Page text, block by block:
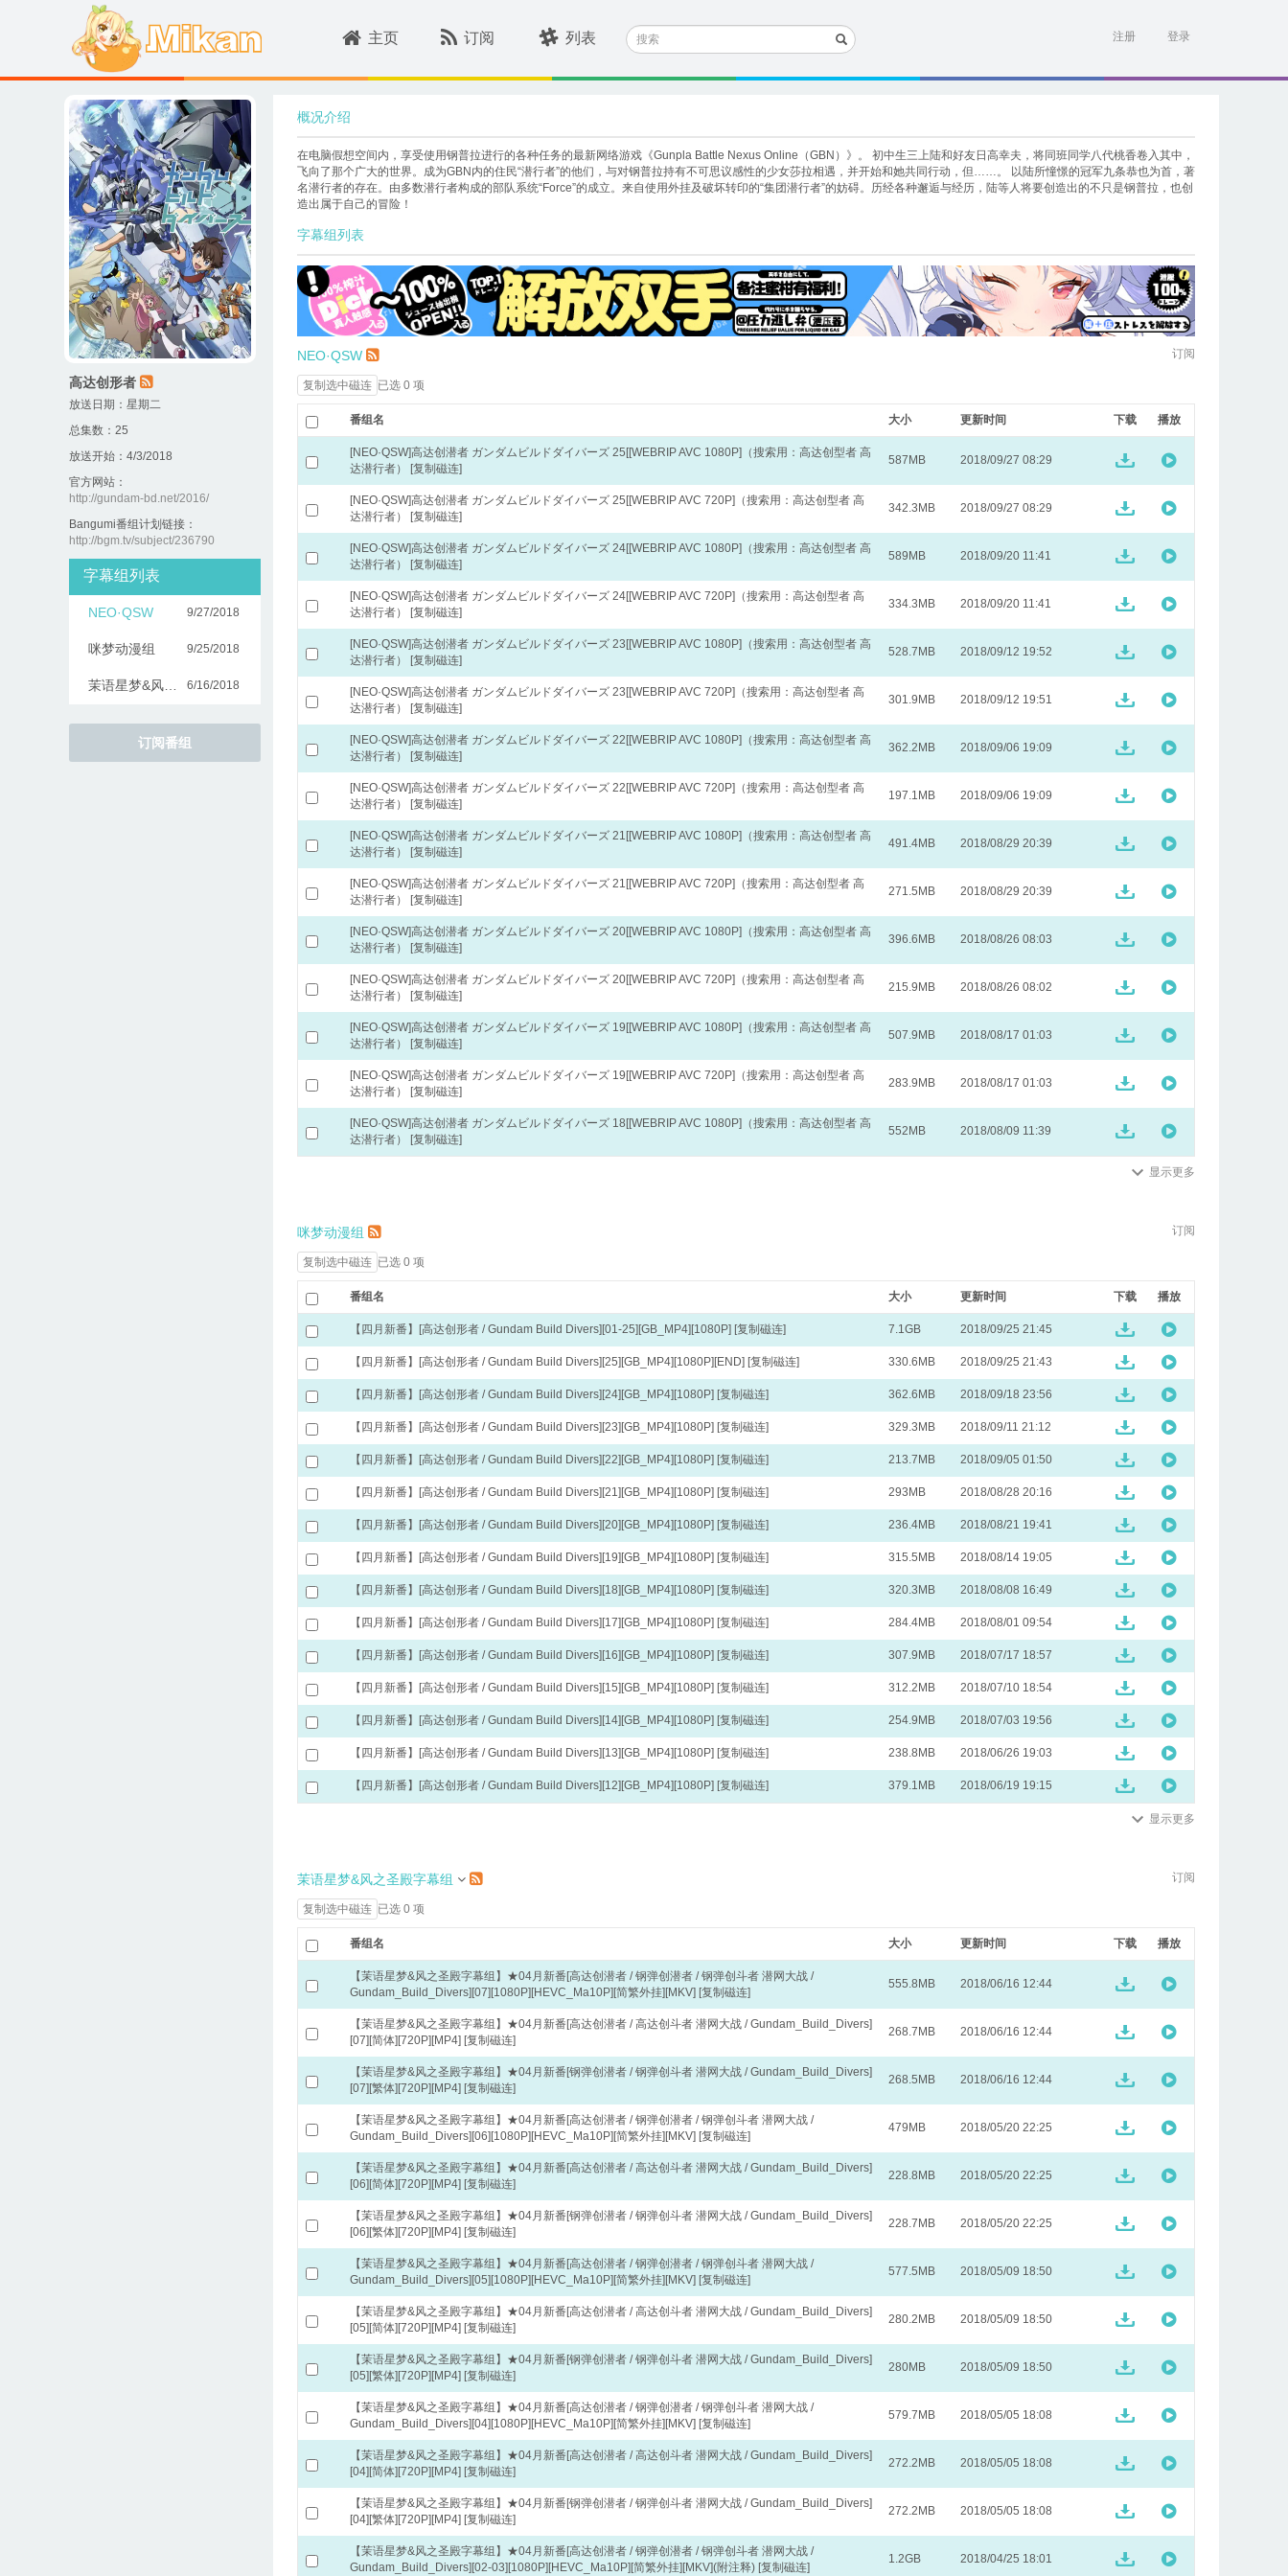
主页 订阅 列表
搜
索
注册 登录
高达创形者
放送日期：星期二
总集数：25
放送开始：4/3/2018
官方网站：
http://gundam-bd.net/2016/
Bangumi番组计划链接：
http://bgm.tv/subject/236790
字幕组列表
NEO·QSW 9/27/2018
咪梦动漫组 9/25/2018
6/16/2018
订阅番组
概况介绍
在电脑假想空间内，享受使用钢普拉进行的各种任务的最新网络游戏《Gunpla Battle Nexus Online（GBN）》。 初中生三上陆和好友日高幸夫，将同班同学八代桃香卷入其中，
飞向了那个广大的世界。成为GBN内的住民“潜行者”的他们，与对钢普拉持有不可思议感性的少女莎拉相遇，并开始和她共同行动，但……。 以陆所憧憬的冠军九条恭也为首，著
名潜行者的存在。由多数潜行者构成的部队系统“Force”的成立。来自使用外挂及破坏转印的“集团潜行者”的妨碍。历经各种邂逅与经历，陆等人将要创造出的不只是钢普拉，也创
造出属于自己的冒险！
字幕组列表
NEO·QSW 订阅
复制选中磁连 已选 0 项
番组名 大小 更新时间 下载 播放
[NEO·QSW]高达创潜者 ガンダムビルドダイバーズ 25[[WEBRIP AVC 1080P]（搜索用：高达创型者 高
达潜行者）
[复制磁连]
587MB 2018/09/27 08:29
[NEO·QSW]高达创潜者 ガンダムビルドダイバーズ 25[[WEBRIP AVC 720P]（搜索用：高达创型者 高
达潜行者）
[复制磁连]
342.3MB 2018/09/27 08:29
[NEO·QSW]高达创潜者 ガンダムビルドダイバーズ 24[[WEBRIP AVC 1080P]（搜索用：高达创型者 高
达潜行者）
[复制磁连]
589MB 2018/09/20 11:41
[NEO·QSW]高达创潜者 ガンダムビルドダイバーズ 24[[WEBRIP AVC 720P]（搜索用：高达创型者 高
达潜行者）
[复制磁连]
334.3MB 2018/09/20 11:41
[NEO·QSW]高达创潜者 ガンダムビルドダイバーズ 23[[WEBRIP AVC 1080P]（搜索用：高达创型者 高
达潜行者）
[复制磁连]
528.7MB 2018/09/12 19:52
[NEO·QSW]高达创潜者 ガンダムビルドダイバーズ 23[[WEBRIP AVC 720P]（搜索用：高达创型者 高
达潜行者）
[复制磁连]
301.9MB 2018/09/12 19:51
[NEO·QSW]高达创潜者 ガンダムビルドダイバーズ 22[[WEBRIP AVC 1080P]（搜索用：高达创型者 高
达潜行者）
[复制磁连]
362.2MB 2018/09/06 19:09
[NEO·QSW]高达创潜者 ガンダムビルドダイバーズ 22[[WEBRIP AVC 720P]（搜索用：高达创型者 高
达潜行者）
[复制磁连]
197.1MB 2018/09/06 19:09
[NEO·QSW]高达创潜者 ガンダムビルドダイバーズ 21[[WEBRIP AVC 1080P]（搜索用：高达创型者 高
达潜行者）
[复制磁连]
491.4MB 2018/08/29 20:39
[NEO·QSW]高达创潜者 ガンダムビルドダイバーズ 21[[WEBRIP AVC 720P]（搜索用：高达创型者 高
达潜行者）
[复制磁连]
271.5MB 2018/08/29 20:39
[NEO·QSW]高达创潜者 ガンダムビルドダイバーズ 20[[WEBRIP AVC 1080P]（搜索用：高达创型者 高
达潜行者）
[复制磁连]
396.6MB 2018/08/26 08:03
[NEO·QSW]高达创潜者 ガンダムビルドダイバーズ 20[[WEBRIP AVC 720P]（搜索用：高达创型者 高
达潜行者）
[复制磁连]
215.9MB 2018/08/26 08:02
[NEO·QSW]高达创潜者 ガンダムビルドダイバーズ 19[[WEBRIP AVC 1080P]（搜索用：高达创型者 高
达潜行者）
[复制磁连]
507.9MB 2018/08/17 01:03
[NEO·QSW]高达创潜者 ガンダムビルドダイバーズ 19[[WEBRIP AVC 720P]（搜索用：高达创型者 高
达潜行者）
[复制磁连]
283.9MB 2018/08/17 01:03
[NEO·QSW]高达创潜者 ガンダムビルドダイバーズ 18[[WEBRIP AVC 1080P]（搜索用：高达创型者 高
达潜行者）
[复制磁连]
552MB 2018/08/09 11:39
显示更多
咪梦动漫组 订阅
复制选中磁连 已选 0 项
番组名 大小 更新时间 下载 播放
【四月新番】[高达创形者 / Gundam Build Divers][01-25][GB_MP4][1080P] [复制磁连] 7.1GB 2018/09/25 21:45
【四月新番】[高达创形者 / Gundam Build Divers][25][GB_MP4][1080P][END] [复制磁连] 330.6MB 2018/09/25 21:43
【四月新番】[高达创形者 / Gundam Build Divers][24][GB_MP4][1080P] [复制磁连] 362.6MB 2018/09/18 23:56
【四月新番】[高达创形者 / Gundam Build Divers][23][GB_MP4][1080P] [复制磁连] 329.3MB 2018/09/11 21:12
【四月新番】[高达创形者 / Gundam Build Divers][22][GB_MP4][1080P] [复制磁连] 213.7MB 2018/09/05 01:50
【四月新番】[高达创形者 / Gundam Build Divers][21][GB_MP4][1080P] [复制磁连] 293MB 2018/08/28 20:16
【四月新番】[高达创形者 / Gundam Build Divers][20][GB_MP4][1080P] [复制磁连] 236.4MB 2018/08/21 19:41
【四月新番】[高达创形者 / Gundam Build Divers][19][GB_MP4][1080P] [复制磁连] 315.5MB 2018/08/14 19:05
【四月新番】[高达创形者 / Gundam Build Divers][18][GB_MP4][1080P] [复制磁连] 320.3MB 2018/08/08 16:49
【四月新番】[高达创形者 / Gundam Build Divers][17][GB_MP4][1080P] [复制磁连] 284.4MB 2018/08/01 09:54
【四月新番】[高达创形者 / Gundam Build Divers][16][GB_MP4][1080P] [复制磁连] 307.9MB 2018/07/17 18:57
【四月新番】[高达创形者 / Gundam Build Divers][15][GB_MP4][1080P] [复制磁连] 312.2MB 2018/07/10 18:54
【四月新番】[高达创形者 / Gundam Build Divers][14][GB_MP4][1080P] [复制磁连] 254.9MB 2018/07/03 19:56
【四月新番】[高达创形者 / Gundam Build Divers][13][GB_MP4][1080P] [复制磁连] 238.8MB 2018/06/26 19:03
【四月新番】[高达创形者 / Gundam Build Divers][12][GB_MP4][1080P] [复制磁连] 379.1MB 2018/06/19 19:15
显示更多
茉语星梦&风之圣殿字幕组 订阅
复制选中磁连 已选 0 项
番组名 大小 更新时间 下载 播放
【茉语星梦&风之圣殿字幕组】★04月新番[高达创潜者 / 钢弹创潜者 / 钢弹创斗者 潜网大战 /
Gundam_Build_Divers][07][1080P][HEVC_Ma10P][简繁外挂][MKV] [复制磁连]
555.8MB 2018/06/16 12:44
【茉语星梦&风之圣殿字幕组】★04月新番[高达创潜者 / 高达创斗者 潜网大战 / Gundam_Build_Divers]
[07][简体][720P][MP4] [复制磁连]
268.7MB 2018/06/16 12:44
【茉语星梦&风之圣殿字幕组】★04月新番[钢弹创潜者 / 钢弹创斗者 潜网大战 / Gundam_Build_Divers]
[07][繁体][720P][MP4] [复制磁连]
268.5MB 2018/06/16 12:44
【茉语星梦&风之圣殿字幕组】★04月新番[高达创潜者 / 钢弹创潜者 / 钢弹创斗者 潜网大战 /
Gundam_Build_Divers][06][1080P][HEVC_Ma10P][简繁外挂][MKV] [复制磁连]
479MB 2018/05/20 22:25
【茉语星梦&风之圣殿字幕组】★04月新番[高达创潜者 / 高达创斗者 潜网大战 / Gundam_Build_Divers]
[06][简体][720P][MP4] [复制磁连]
228.8MB 2018/05/20 22:25
【茉语星梦&风之圣殿字幕组】★04月新番[钢弹创潜者 / 钢弹创斗者 潜网大战 / Gundam_Build_Divers]
[06][繁体][720P][MP4] [复制磁连]
228.7MB 2018/05/20 22:25
【茉语星梦&风之圣殿字幕组】★04月新番[高达创潜者 / 钢弹创潜者 / 钢弹创斗者 潜网大战 /
Gundam_Build_Divers][05][1080P][HEVC_Ma10P][简繁外挂][MKV] [复制磁连]
577.5MB 2018/05/09 18:50
【茉语星梦&风之圣殿字幕组】★04月新番[高达创潜者 / 高达创斗者 潜网大战 / Gundam_Build_Divers]
[05][简体][720P][MP4] [复制磁连]
280.2MB 2018/05/09 18:50
【茉语星梦&风之圣殿字幕组】★04月新番[钢弹创潜者 / 钢弹创斗者 潜网大战 / Gundam_Build_Divers]
[05][繁体][720P][MP4] [复制磁连]
280MB 2018/05/09 18:50
【茉语星梦&风之圣殿字幕组】★04月新番[高达创潜者 / 钢弹创潜者 / 钢弹创斗者 潜网大战 /
Gundam_Build_Divers][04][1080P][HEVC_Ma10P][简繁外挂][MKV] [复制磁连]
579.7MB 2018/05/05 18:08
【茉语星梦&风之圣殿字幕组】★04月新番[高达创潜者 / 高达创斗者 潜网大战 / Gundam_Build_Divers]
[04][简体][720P][MP4] [复制磁连]
272.2MB 2018/05/05 18:08
【茉语星梦&风之圣殿字幕组】★04月新番[钢弹创潜者 / 钢弹创斗者 潜网大战 / Gundam_Build_Divers]
[04][繁体][720P][MP4] [复制磁连]
272.2MB 2018/05/05 18:08
【茉语星梦&风之圣殿字幕组】★04月新番[高达创潜者 / 钢弹创潜者 / 钢弹创斗者 潜网大战 /
Gundam_Build_Divers][02-03][1080P][HEVC_Ma10P][简繁外挂][MKV](附注释) [复制磁连]
1.2GB 2018/04/25 18:01